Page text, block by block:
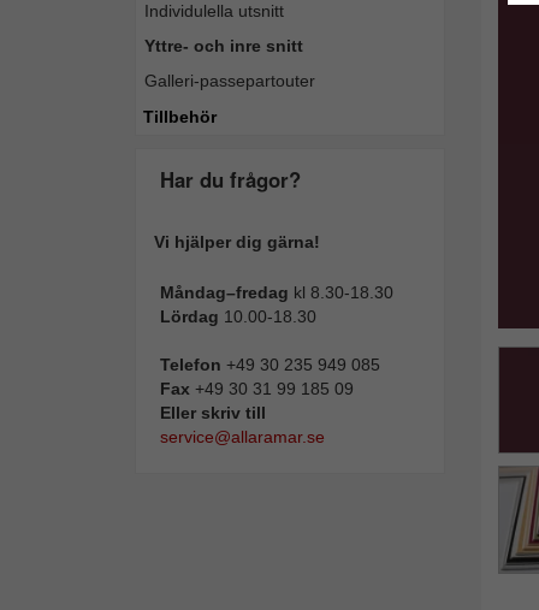
Individulella utsnitt
Yttre- och inre snitt
Galleri-passepartouter
Tillbehör
Har du frågor?
Vi hjälper dig gärna!
Måndag–fredag kl 8.30-18.30
Lördag 10.00-18.30
Telefon +49 30 235 949 085
Fax +49 30 31 99 185 09
Eller skriv till
service@allaramar.se